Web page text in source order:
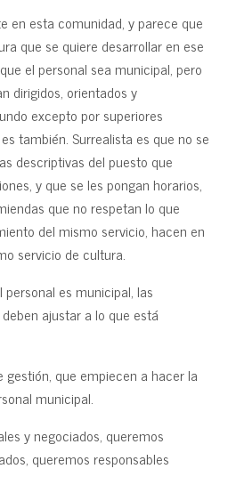
en esta comunidad, y parece que
que se quiere desarrollar en ese
el personal sea municipal, pero
dirigidos, orientados y
excepto por superiores
también. Surrealista es que no se
descriptivas del puesto que
y que se les pongan horarios,
que no respetan lo que
del mismo servicio, hacen en
servicio de cultura.
es municipal, las
ajustar a lo que está
que empiecen a hacer la
municipal.
y negociados, queremos
queremos responsables